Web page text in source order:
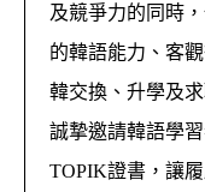
及競爭力的同時
的韓語能力、客
韓交換、升學及
誠摯邀請韓語學
TOPIK證書，讓